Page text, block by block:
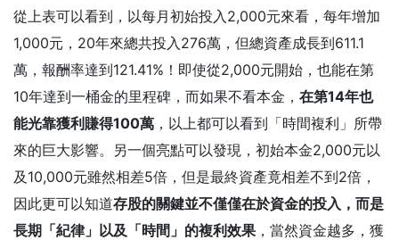
從上表可以看到，以每月初始投入2,000元來看，每年增加
1,000元，20年來總共投入276萬，但總資產成長到611.1
萬，報酬率達到121.41%！即使從2,000元開始，也能在第
10年達到一桶金的里程碑，而如果不看本金， 在第14年也
能光靠獲利賺得100萬 ，以上都可以看到「時間複利」所帶
來的巨大影響。另一個亮點可以發現，初始本金2,000元以
及10,000元雖然相差5倍，但是最終資產竟相差不到2倍，
因此更可以知道存股的關鍵並不僅僅在於資金的投入，而是
長期「紀律」以及「時間」的複利效果 ，當然資金越多，獲